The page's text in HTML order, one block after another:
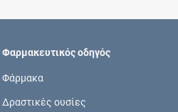
Φαρμακευτικός οδηγός
Φάρμακα
Δραστικές ουσίες